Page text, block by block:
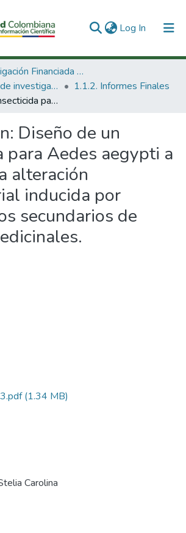
Log In (current)
1. Investigación Financiada con Recursos Públicos
1.1 Productos de investigación
1.1.2. Informes Finales
Diseño de un insecticida para Aedes aegypti a partir de la alteración mitocondrial inducida por metabolitos secundarios de plantas medicinales.
Diseño de un
para Aedes aegypti a
alteración
inducida por
secundarios de
(1.34 MB)
Carolina